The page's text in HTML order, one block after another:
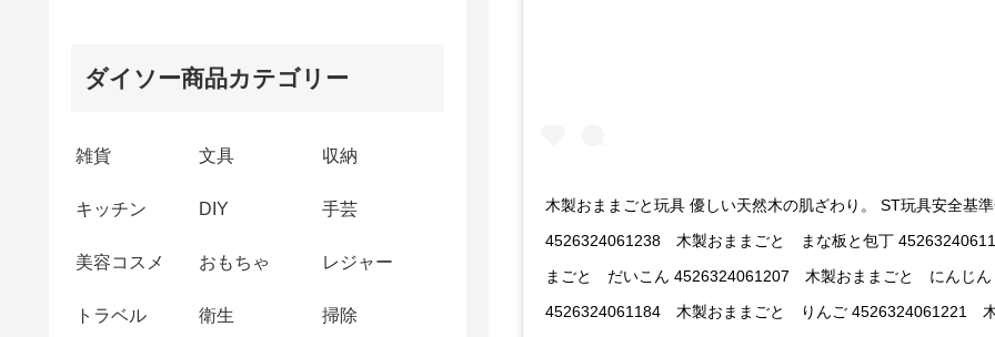
木製おままごと玩具 優しい天然木の肌ざわり。 ST玩具安全基
4526324061238 木製おままごと まな板と包丁
まごと だいこん 4526324061207 木製おままごと にんじん
4526324061184 木製おままごと りんご 4526324061221
ダイソー商品カテゴリー
雑貨 文具 収納
キッチン DIY 手芸
美容コスメ おもちゃ レジャー
トラベル 衛生 掃除